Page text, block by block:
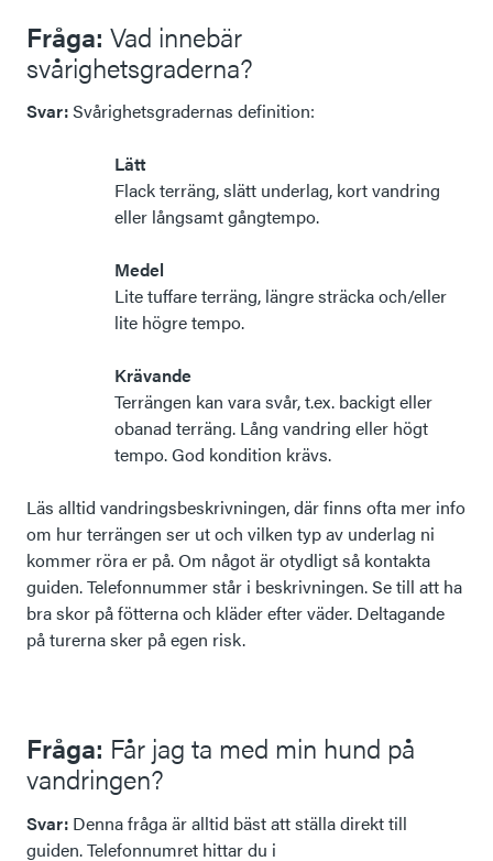
Fråga: Vad innebär
svårighetsgraderna?
Svar:Svårighetsgradernas definition:
Lätt
Flack terräng, slätt underlag, kort vandring
eller långsamt gångtempo.
Medel
Lite tuffare terräng, längre sträcka och/eller
lite högre tempo.
Krävande
Terrängen kan vara svår, t.ex. backigt eller
obanad terräng. Lång vandring eller högt
tempo. God kondition krävs.
Läs alltid vandringsbeskrivningen, där finns ofta mer info
om hur terrängen ser ut och vilken typ av underlag ni
kommer röra er på. Om något är otydligt så kontakta
guiden. Telefonnummer står i beskrivningen. Se till att ha
bra skor på fötterna och kläder efter väder. Deltagande
på turerna sker på egen risk.
Fråga: Får jag ta med min hund på
vandringen?
Svar: Denna fråga är alltid bäst att ställa direkt till
guiden. Telefonnumret hittar du i